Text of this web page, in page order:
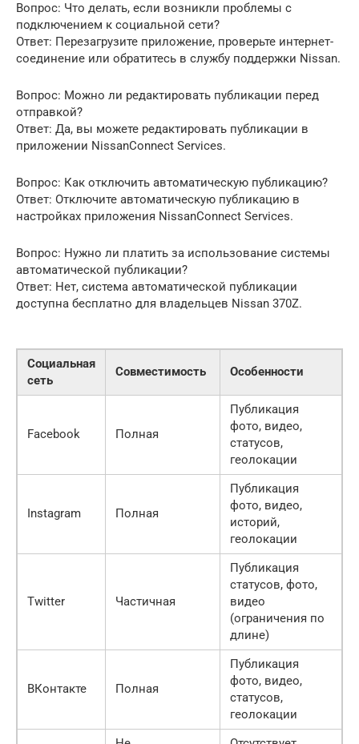
Вопрос: Что делать, если возникли проблемы с
подключением к социальной сети?
Ответ: Перезагрузите приложение, проверьте интернет-
соединение или обратитесь в службу поддержки Nissan.
Вопрос: Можно ли редактировать публикации перед
отправкой?
Ответ: Да, вы можете редактировать публикации в
приложении NissanConnect Services.
Вопрос: Как отключить автоматическую публикацию?
Ответ: Отключите автоматическую публикацию в
настройках приложения NissanConnect Services.
Вопрос: Нужно ли платить за использование системы
автоматической публикации?
Ответ: Нет, система автоматической публикации
доступна бесплатно для владельцев Nissan 370Z.
Социальная
сеть
Совместимость Особенности
Facebook Полная
Публикация
фото, видео,
статусов,
геолокации
Instagram Полная
Публикация
фото, видео,
историй,
геолокации
Twitter Частичная
Публикация
статусов, фото,
видео
(ограничения по
длине)
ВКонтакте Полная
Публикация
фото, видео,
статусов,
геолокации